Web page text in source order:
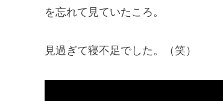
を忘れて見ていたころ。
見過ぎて寝不足でした。（笑）